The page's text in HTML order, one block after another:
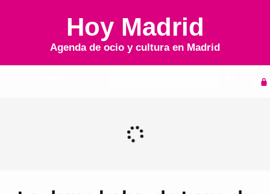
Hoy Madrid
Agenda de ocio y cultura en Madrid